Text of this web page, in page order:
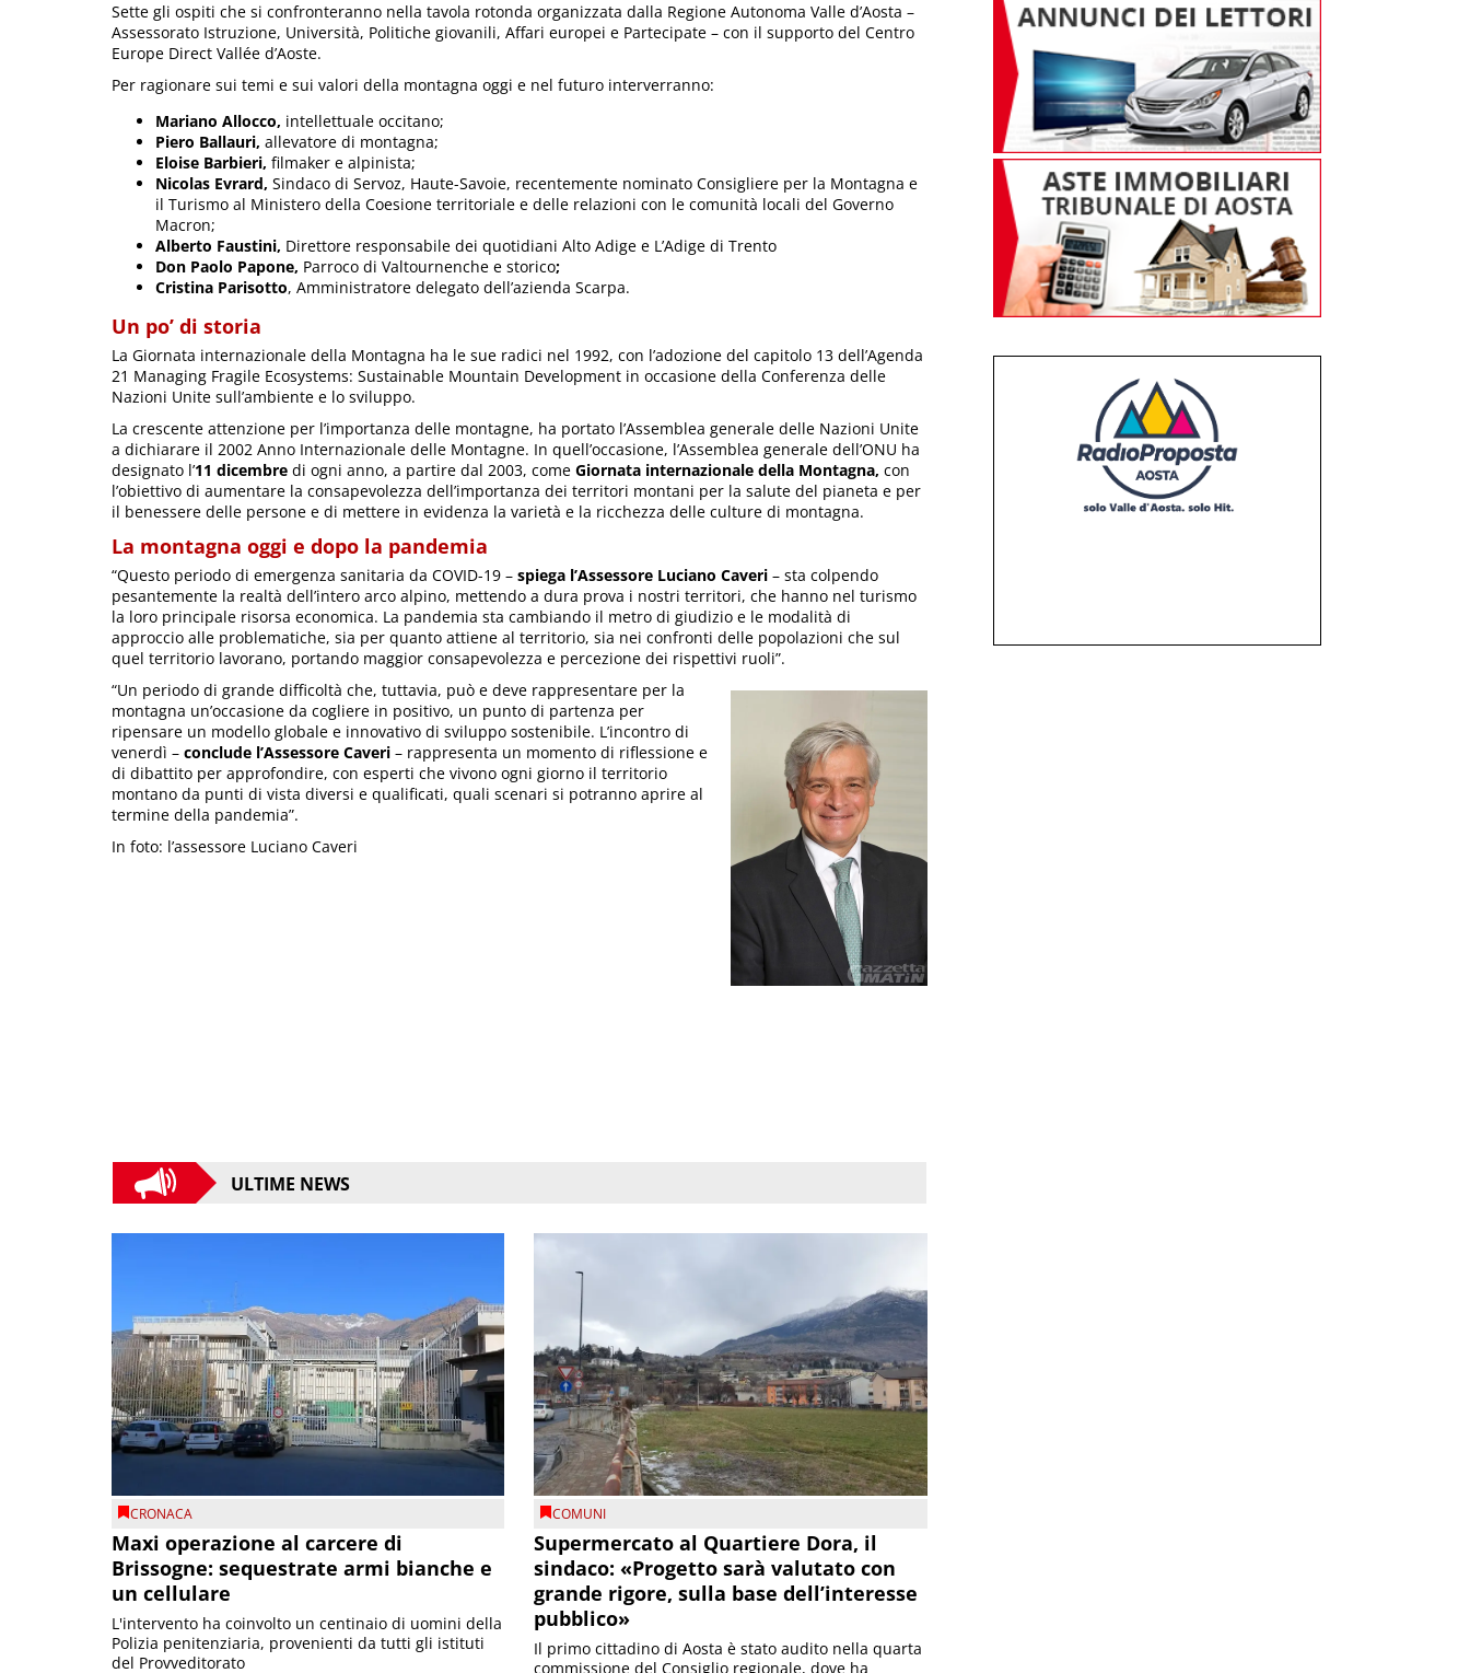
Sette gli ospiti che si confronteranno nella tavola rotonda organizzata dalla Regione Autonoma Valle d’Aosta –
Assessorato Istruzione, Università, Politiche giovanili, Affari europei e Partecipate – con il supporto del Centro
Europe Direct Vallée d’Aoste.
Per ragionare sui temi e sui valori della montagna oggi e nel futuro interverranno:
Mariano Allocco, intellettuale occitano;
Piero Ballauri, allevatore di montagna;
Eloise Barbieri, filmaker e alpinista;
Nicolas Evrard, Sindaco di Servoz, Haute-Savoie, recentemente nominato Consigliere per la Montagna e
il Turismo al Ministero della Coesione territoriale e delle relazioni con le comunità locali del Governo
Macron;
Alberto Faustini, Direttore responsabile dei quotidiani Alto Adige e L’Adige di Trento
Don Paolo Papone, Parroco di Valtournenche e storico;
Cristina Parisotto, Amministratore delegato dell’azienda Scarpa.
Un po’ di storia
La Giornata internazionale della Montagna ha le sue radici nel 1992, con l’adozione del capitolo 13 dell’Agenda
21 Managing Fragile Ecosystems: Sustainable Mountain Development in occasione della Conferenza delle
Nazioni Unite sull’ambiente e lo sviluppo.
La crescente attenzione per l’importanza delle montagne, ha portato l’Assemblea generale delle Nazioni Unite
a dichiarare il 2002 Anno Internazionale delle Montagne. In quell’occasione, l’Assemblea generale dell’ONU ha
designato l’11 dicembre di ogni anno, a partire dal 2003, come Giornata internazionale della Montagna, con
l’obiettivo di aumentare la consapevolezza dell’importanza dei territori montani per la salute del pianeta e per
il benessere delle persone e di mettere in evidenza la varietà e la ricchezza delle culture di montagna.
La montagna oggi e dopo la pandemia
“Questo periodo di emergenza sanitaria da COVID-19 – spiega l’Assessore Luciano Caveri – sta colpendo
pesantemente la realtà dell’intero arco alpino, mettendo a dura prova i nostri territori, che hanno nel turismo
la loro principale risorsa economica. La pandemia sta cambiando il metro di giudizio e le modalità di
approccio alle problematiche, sia per quanto attiene al territorio, sia nei confronti delle popolazioni che sul
quel territorio lavorano, portando maggior consapevolezza e percezione dei rispettivi ruoli”.
“Un periodo di grande difficoltà che, tuttavia, può e deve rappresentare per la
montagna un’occasione da cogliere in positivo, un punto di partenza per
ripensare un modello globale e innovativo di sviluppo sostenibile. L’incontro di
venerdì – conclude l’Assessore Caveri – rappresenta un momento di riflessione e
di dibattito per approfondire, con esperti che vivono ogni giorno il territorio
montano da punti di vista diversi e qualificati, quali scenari si potranno aprire al
termine della pandemia”.
In foto: l’assessore Luciano Caveri
ULTIME NEWS
CRONACA
Maxi operazione al carcere di
Brissogne: sequestrate armi bianche e
un cellulare
L'intervento ha coinvolto un centinaio di uomini della
Polizia penitenziaria, provenienti da tutti gli istituti
del Provveditorato
COMUNI
Supermercato al Quartiere Dora, il
sindaco: «Progetto sarà valutato con
grande rigore, sulla base dell’interesse
pubblico»
Il primo cittadino di Aosta è stato audito nella quarta
commissione del Consiglio regionale, dove ha